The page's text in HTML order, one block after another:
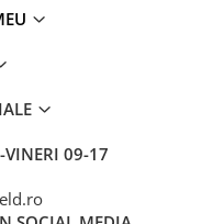
VINERI 09-17